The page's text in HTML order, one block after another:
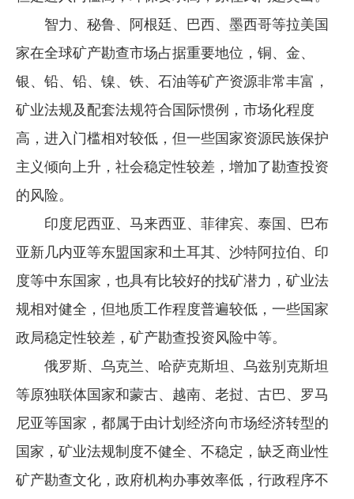
智力、秘鲁、阿根廷、巴西、墨西哥等拉美国
家在全球矿产勘查市场占据重要地位，铜、金、
银、铅、铅、镍、铁、石油等矿产资源非常丰富，
矿业法规及配套法规符合国际惯例，市场化程度
高，进入门槛相对较低，但一些国家资源民族保护
主义倾向上升，社会稳定性较差，增加了勘查投资
的风险。
印度尼西亚、马来西亚、菲律宾、泰国、巴布
亚新几内亚等东盟国家和土耳其、沙特阿拉伯、印
度等中东国家，也具有比较好的找矿潜力，矿业法
规相对健全，但地质工作程度普遍较低，一些国家
政局稳定性较差，矿产勘查投资风险中等。
俄罗斯、乌克兰、哈萨克斯坦、乌兹别克斯坦
等原独联体国家和蒙古、越南、老挝、古巴、罗马
尼亚等国家，都属于由计划经济向市场经济转型的
国家，矿业法规制度不健全、不稳定，缺乏商业性
矿产勘查文化，政府机构办事效率低，行政程序不